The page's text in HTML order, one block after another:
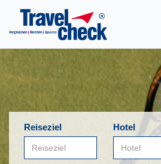
Reiseziel Hotel